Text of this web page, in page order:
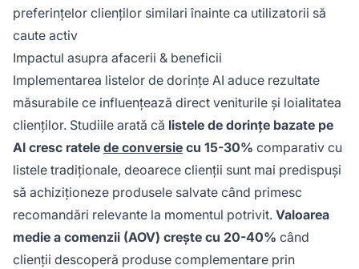
preferințelor clienților similari înainte ca utilizatorii să
caute activ
Impactul asupra afacerii & beneficii
Implementarea listelor de dorințe AI aduce rezultate
măsurabile ce influențează direct veniturile și loialitatea
clienților. Studiile arată că listele de dorințe bazate pe
AI cresc ratele de conversie cu 15-30% comparativ cu
listele tradiționale, deoarece clienții sunt mai predispuși
să achiziționeze produsele salvate când primesc
recomandări relevante la momentul potrivit. Valoarea
medie a comenzii (AOV) crește cu 20-40% când
clienții descoperă produse complementare prin